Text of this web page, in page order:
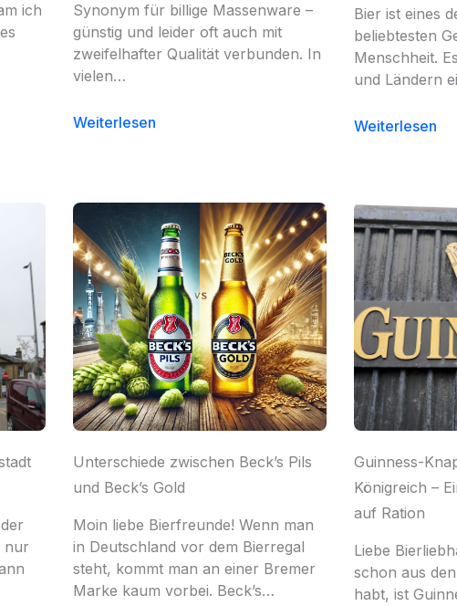
ich
Synonym für billige Massenware –
günstig und leider oft auch mit
zweifelhafter Qualität verbunden. In
vielen…
Weiterlesen
Bier ist eines
beliebtesten
Menschheit.
und Ländern
Weiterlesen
nur
Unterschiede zwischen Beck’s Pils
und Beck’s Gold
Moin liebe Bierfreunde! Wenn man
in Deutschland vor dem Bierregal
steht, kommt man an einer Bremer
Marke kaum vorbei. Beck’s…
Guinness-
Königreich –
auf Ration
Liebe
schon aus
habt, ist